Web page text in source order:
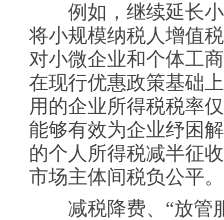
例如，继续延长小
将小规模纳税人增值
对小微企业和个体工
在现行优惠政策基础
用的企业所得税税率
能够有效为企业纾困
的个人所得税减半征
市场主体间税负公平
减税降费、“放管服